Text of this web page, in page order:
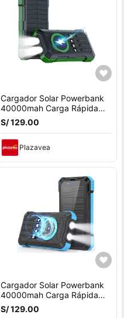
Cargador Solar Powerbank
40000mah Carga Rápida
22.5w Usb Verde
S/ 129.00
Plazavea
Cargador Solar Powerbank
40000mah Carga Rápida
22.5w Usb Celeste
S/ 129.00